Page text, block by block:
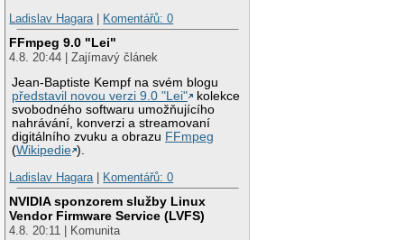
Ladislav Hagara| Komentářů: 0
FFmpeg 9.0 "Lei"
4.8. 20:44 | Zajímavý článek
Jean-Baptiste Kempf na svém blogu
představil novou verzi 9.0 "Lei"
kolekce
svobodného softwaru umožňujícího
nahrávání, konverzi a streamovaní
digitálního zvuku a obrazu FFmpeg
(Wikipedie ).
Ladislav Hagara| Komentářů: 0
NVIDIA sponzorem služby Linux
Vendor Firmware Service (LVFS)
4.8. 20:11 | Komunita